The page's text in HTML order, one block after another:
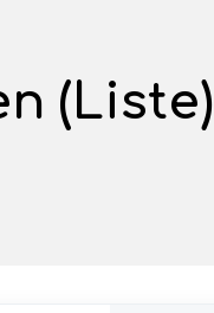
(Liste)